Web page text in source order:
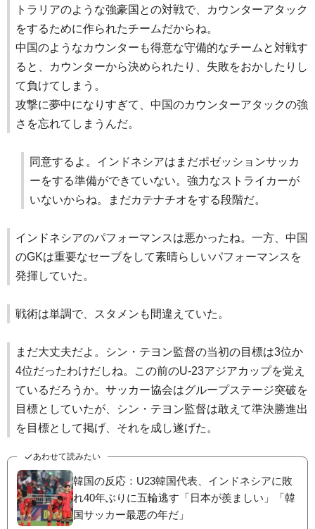
トラリアのような強豪国との対戦で、カウンターアタック
をするために作られたチームだからね。
中国のようなカウンターも得意な守備的なチームと対戦す
ると、カウンターから決められたり、失敗をおかしたりし
て負けてしまう。
攻撃に夢中になりすぎて、中国のカウンターアタックの強
さを忘れてしまうんだ。
同意するよ。インドネシアはまだポゼッションサッカ
ーをする準備ができていない。強力なストライカーが
いないからね。まだカテナチオをする段階だ。
インドネシアのパフォーマンスは悪かったね。一方、中国
のGKは重要なセーブをして素晴らしいパフォーマンスを
発揮していた。
戦術は単調で、スタメンも間違えていた。
まだ大丈夫だよ。シン・テヨン監督の当初の目標は3位か
4位だったわけだしね。この前のU-23アジアカップを覚え
ているだろうか。サッカー協会はグループステージ突破を
目標としていたが、シン・テヨン監督は敢えて準決勝進出
を目標として掲げ、それを成し遂げた。
あわせて読みたい
韓国の反応：U23韓国代表、インドネシアに敗
れ40年ぶりに五輪逃す「日本が羨ましい」「韓
国サッカー最悪の年だ」